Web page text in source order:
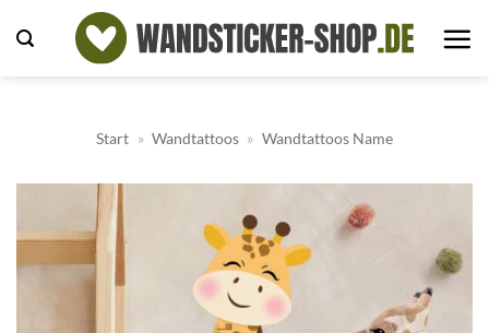
Inhalt
Start » Wandtattoos » Wandtattoos Name